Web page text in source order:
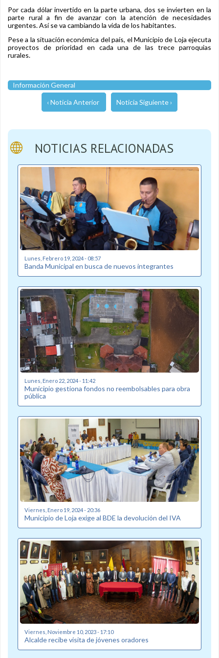
Por cada dólar invertido en la parte urbana, dos se invierten en la
parte rural a fin de avanzar con la atención de necesidades
urgentes. Así se va cambiando la vida de los habitantes.
Pese a la situación económica del país, el Municipio de Loja ejecuta
proyectos de prioridad en cada una de las trece parroquias
rurales.
Información General
‹ Noticia Anterior Noticia Siguiente ›
NOTICIAS RELACIONADAS
Lunes, Febrero 19, 2024 - 08:57
Banda Municipal en busca de nuevos integrantes
Lunes, Enero 22, 2024 - 11:42
Municipio gestiona fondos no reembolsables para obra
pública
Viernes, Enero 19, 2024 - 20:36
Municipio de Loja exige al BDE la devolución del IVA
Viernes, Noviembre 10, 2023 - 17:10
Alcalde recibe visita de jóvenes oradores